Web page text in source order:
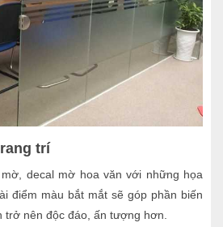
trí
decal mờ hoa văn với những họa
điểm màu bắt mắt sẽ góp phần biến
trở nên độc đáo, ấn tượng hơn.